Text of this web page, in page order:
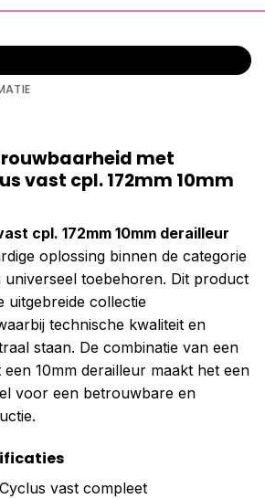
met
vast cpl. 172mm 10mm
cpl. 172mm 10mm derailleur
oplossing binnen de categorie
universeel toebehoren. Dit product
uitgebreide collectie
technische kwaliteit en
staan. De combinatie van een
10mm derailleur maakt het een
voor een betrouwbare en
vast compleet